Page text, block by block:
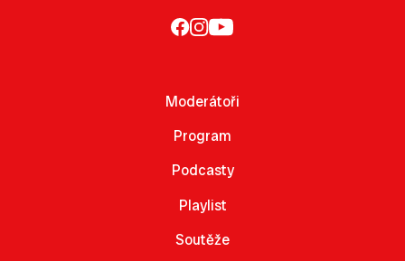
Moderátoři
Program
Podcasty
Playlist
Soutěže